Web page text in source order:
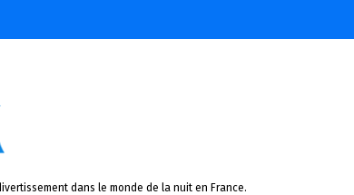
dans le monde de la nuit en France.